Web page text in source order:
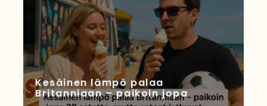
Kesäinen lämpö palaa
Britanniaan – paikoin jopa